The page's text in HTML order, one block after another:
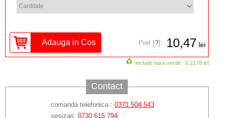
Pret [?]: 10,47 lei
include taxa verde : 0,2178 lei
Contact
comanda telefonica : 0371.504.543
sesizari: 0730 615 794